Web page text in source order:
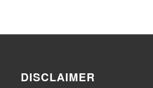
DISCLAIMER